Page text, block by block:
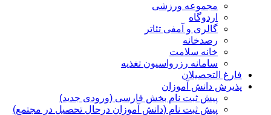
مجموعه ورزشی
اردوگاه
گالری و آمفی تئاتر
رصدخانه
خانه سلامت
سامانه رزرواسیون تغذیه
فارغ التحصیلان
پذیرش دانش آموزان
پیش ثبت نام بخش فارسی (ورودی جدید)
پیش ثبت نام (دانش آموزان درحال تحصیل در مجتمع)